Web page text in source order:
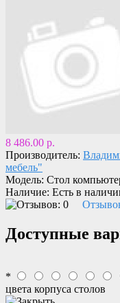
8 486.00 р.
Производитель:
мебель"
Модель: Стол
Наличие: Есть в
Доступные
*
цвета корпуса столов